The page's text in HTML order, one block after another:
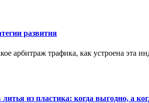
развития
арбитраж трафика, как устроена эта
из пластика: когда выгодно, а